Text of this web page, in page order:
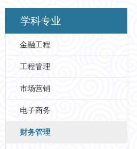
学科专业
金融工程
工程管理
市场营销
电子商务
财务管理